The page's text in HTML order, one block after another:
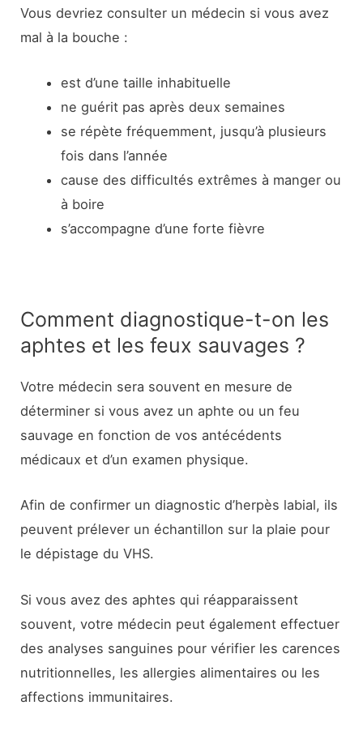
Vous devriez consulter un médecin si vous avez
mal à la bouche :
est d’une taille inhabituelle
ne guérit pas après deux semaines
se répète fréquemment, jusqu’à plusieurs
fois dans l’année
cause des difficultés extrêmes à manger ou
à boire
s’accompagne d’une forte fièvre
Comment diagnostique-t-on les
aphtes et les feux sauvages ?
Votre médecin sera souvent en mesure de
déterminer si vous avez un aphte ou un feu
sauvage en fonction de vos antécédents
médicaux et d’un examen physique.
Afin de confirmer un diagnostic d’herpès labial, ils
peuvent prélever un échantillon sur la plaie pour
le dépistage du VHS.
Si vous avez des aphtes qui réapparaissent
souvent, votre médecin peut également effectuer
des analyses sanguines pour vérifier les carences
nutritionnelles, les allergies alimentaires ou les
affections immunitaires.